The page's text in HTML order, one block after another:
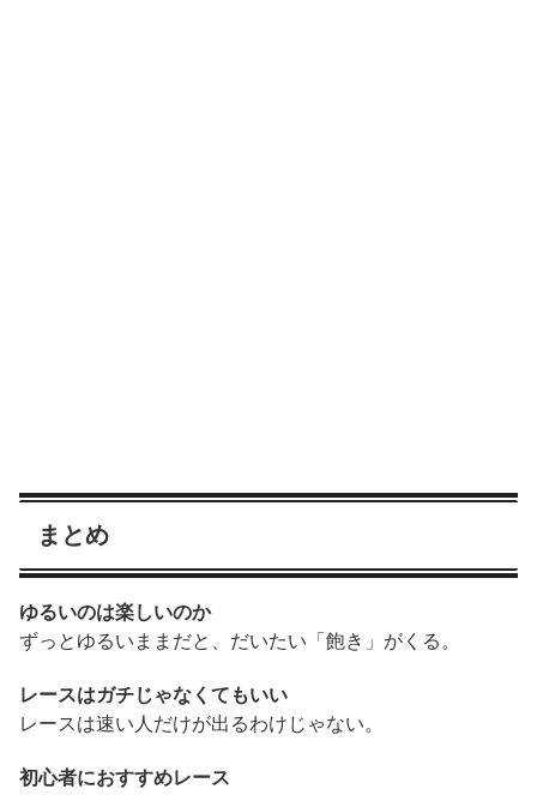
まとめ
ゆるいのは楽しいのか
ずっとゆるいままだと、だいたい「飽き」がくる。
レースはガチじゃなくてもいい
レースは速い人だけが出るわけじゃない。
初心者におすすめレース